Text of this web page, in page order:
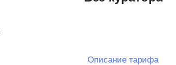
Описание тарифа